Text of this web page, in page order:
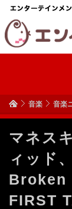
音楽 音楽
マネス
ィッド
Broken
FIRST